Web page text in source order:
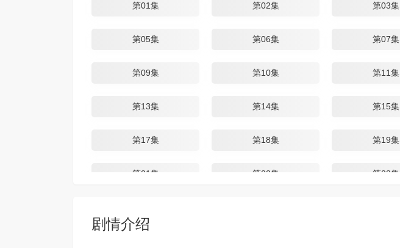
第01集 第02集 第03集
第05集 第06集 第07集
第09集 第10集 第11集
第13集 第14集 第15集
第17集 第18集 第19集
第21集 第22集 第23集
剧情介绍